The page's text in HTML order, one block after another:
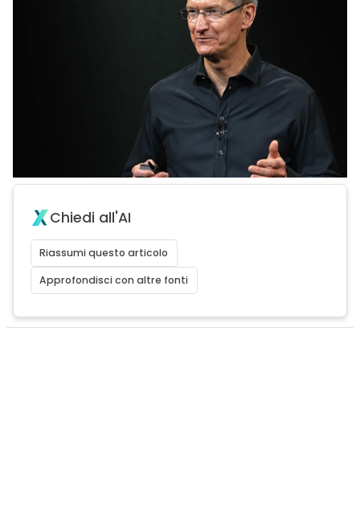
Chiedi all'AI
Riassumi questo articolo
Approfondisci con altre fonti